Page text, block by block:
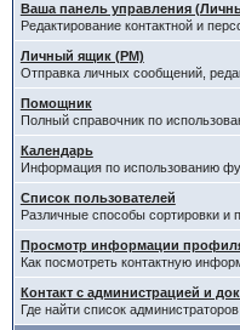
Ваша панель управления
Редактирование контактной и
Личный ящик (PM)
Отправка личных сообщений,
Помощник
Полный справочник по
Календарь
Информация по использованию
Список пользователей
Различные способы сортировки и
Просмотр информации
Как посмотреть контактную
Контакт с администрацией и
Где найти список